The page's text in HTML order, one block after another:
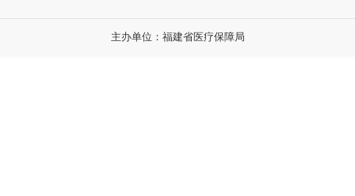
主办单位：福建省医疗保障局